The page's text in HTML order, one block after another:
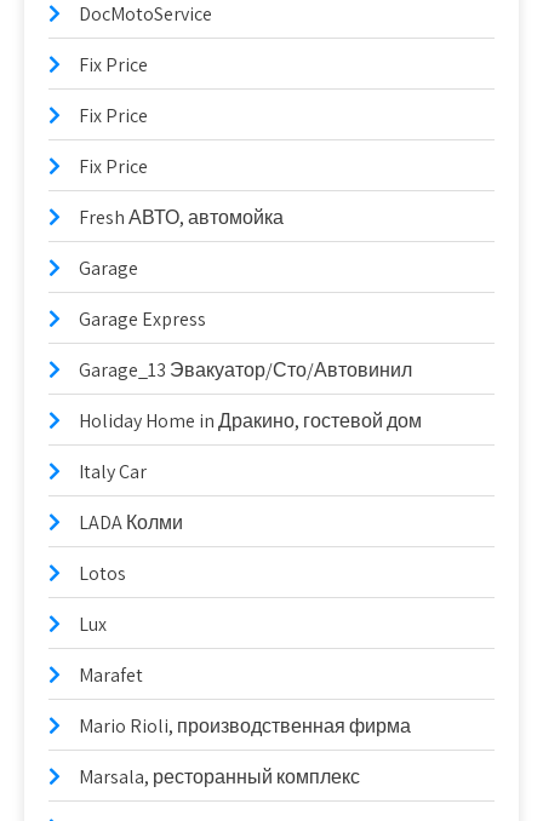
DocMotoService
Fix Price
Fix Price
Fix Price
Fresh АВТО, автомойка
Garage
Garage Express
Garage_13 Эвакуатор/Сто/Автовинил
Holiday Home in Дракино, гостевой дом
Italy Car
LADA Колми
Lotos
Lux
Marafet
Mario Rioli, производственная фирма
Marsala, ресторанный комплекс